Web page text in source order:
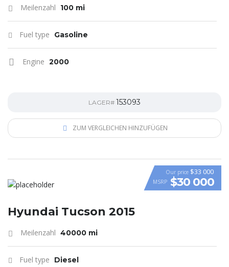
Meilenzahl 100 mi
Fuel type Gasoline
Engine 2000
LAGER# 153093
ZUM VERGLEICHEN HINZUFÜGEN
VIDEO
Our price $33 000
MSRP $30 000
Hyundai Tucson 2015
Meilenzahl 40000 mi
Fuel type Diesel